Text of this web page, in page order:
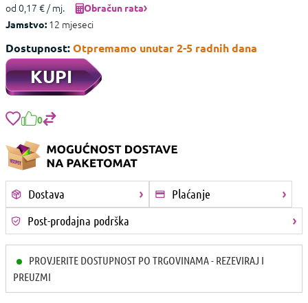
od 0,17 € / mj.
Obračun rata
Jamstvo: 12 mjeseci
Dostupnost:Otpremamo unutar 2-5 radnih dana
KUPI
0
Dostava
Plaćanje
Post-prodajna podrška
PROVJERITE DOSTUPNOST PO TRGOVINAMA - REZEVIRAJ I
PREUZMI